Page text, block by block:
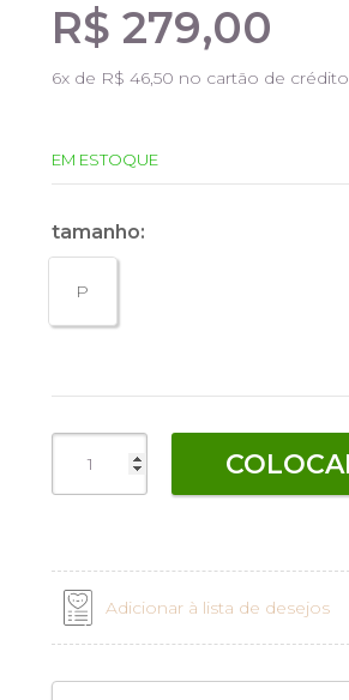
R$ 279,00
6x de R$ 46,50 no cartão de crédito
EM ESTOQUE
tamanho:
P
Adicionar à lista de desejos